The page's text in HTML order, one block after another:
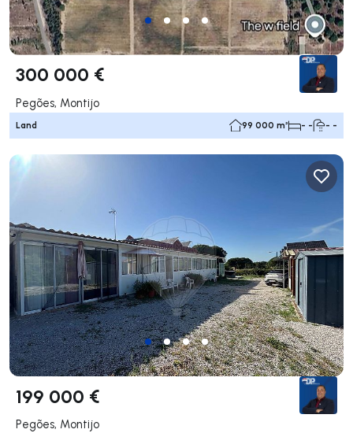
300 000 €
Pegões, Montijo
Land 99 000 m² - - - -
199 000 €
Pegões, Montijo